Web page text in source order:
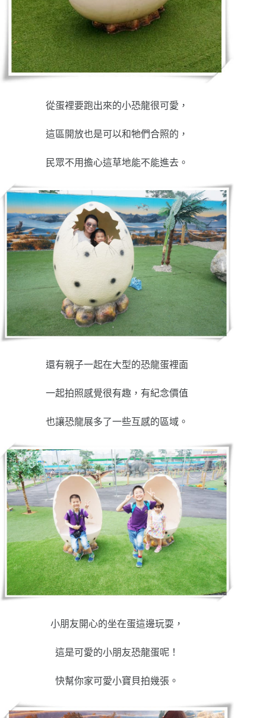
從蛋裡要跑出來的小恐龍很可愛，
這區開放也是可以和牠們合照的，
民眾不用擔心這草地能不能進去。
還有親子一起在大型的恐龍蛋裡面
一起拍照感覺很有趣，有紀念價值
也讓恐龍展多了一些互感的區域。
小朋友開心的坐在蛋這邊玩耍，
這是可愛的小朋友恐龍蛋呢！
快幫你家可愛小寶貝拍幾張。